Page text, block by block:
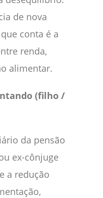
de nova
conta é a
renda,
alimentar.
(filho /
da pensão
ex-cônjuge
a redução